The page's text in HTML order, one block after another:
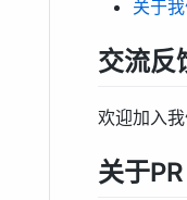
关于
交流反
欢迎加入
关于PR